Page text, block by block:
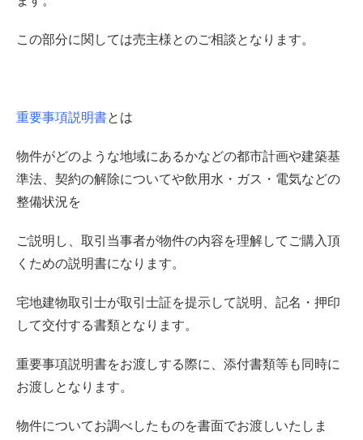
この部分に関しては売主様とのご相談となります。
重要事項説明書とは
物件がどのような地域にあるかなどの都市計画や建築基
準法、契約の解除についてや飲用水・ガス・電気などの
整備状況を
ご説明し、取引当事者が物件の内容を理解してご購入頂
くための説明書になります。
宅地建物取引士が取引士証を提示して説明、記名・押印
して交付する書類となります。
重要事項説明書をお渡しする際に、添付書類等も同時に
お渡しとなります。
物件についてお調べしたものを書面でお渡しいたしま